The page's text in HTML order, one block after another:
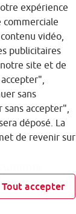
expérience
commerciale
vidéo,
publicitaires
site et de
sans
accepter",
déposé. La
de revenir sur
Tout accepter